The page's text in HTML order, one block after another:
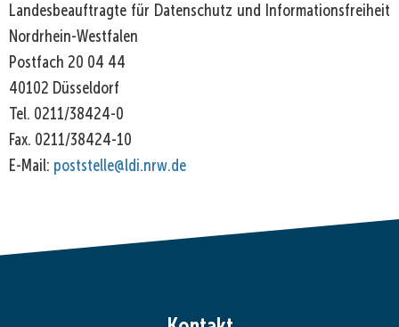
Landesbeauftragte für Datenschutz und Informationsfreiheit
Nordrhein-Westfalen
Postfach 20 04 44
40102 Düsseldorf
Tel. 0211/38424-0
Fax. 0211/38424-10
E-Mail: poststelle@ldi.nrw.de